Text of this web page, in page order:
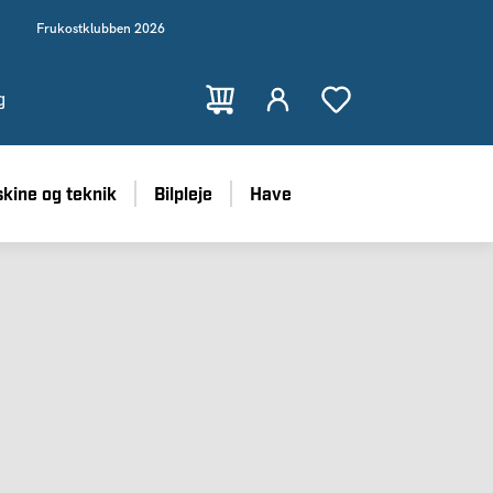
Frukostklubben 2026
og teknik Bilpleje Have